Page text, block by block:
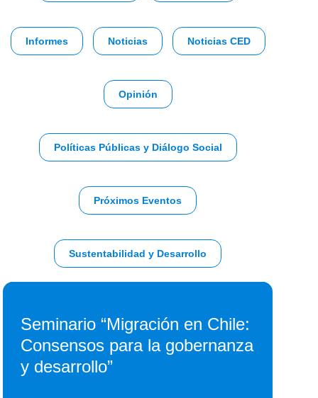
Informes Noticias Noticias CED
Opinión
Políticas Públicas y Diálogo Social
Próximos Eventos
Sustentabilidad y Desarrollo
Seminario “Migración en Chile:
Consensos para la gobernanza
y desarrollo”